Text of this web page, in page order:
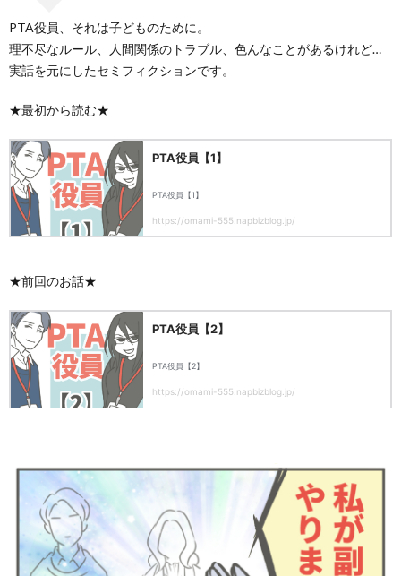
PTA役員、それは子どものために。
理不尽なルール、人間関係のトラブル、色んなことがあるけれど…
実話を元にしたセミフィクションです。
★最初から読む★
★前回のお話★